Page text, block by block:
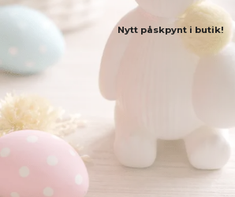
Nytt påskpynt i butik!